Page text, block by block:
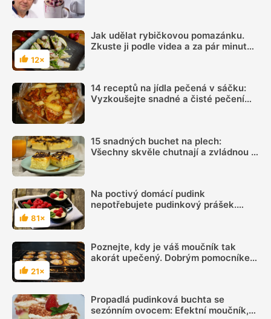
Hodnocení
12×
Jak udělat rybičkovou pomazánku.
Zkuste ji podle videa a za pár minut
14 receptů na jídla pečená v sáčku:
Vyzkoušejte snadné a čisté pečení
15 snadných buchet na plech:
Všechny skvěle chutnají a zvládnou je
Hodnocení
81×
Na poctivý domácí pudink
nepotřebujete pudinkový prášek.
Hodnocení
21×
Poznejte, kdy je váš moučník tak
akorát upečený. Dobrým pomocníkem
Propadlá pudinková buchta se
sezónním ovocem: Efektní moučník,